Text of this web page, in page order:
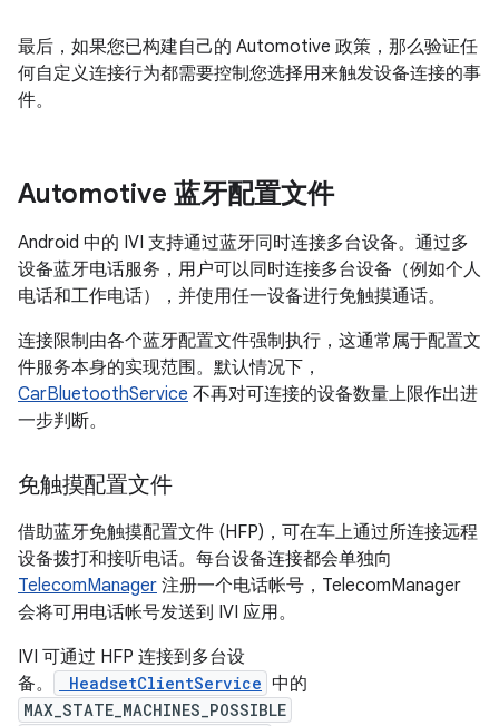
最后，如果您已构建自己的 Automotive 政策，那么验证任
何自定义连接行为都需要控制您选择用来触发设备连接的事
件。
Automotive 蓝牙配置文件
Android 中的 IVI 支持通过蓝牙同时连接多台设备。通过多
设备蓝牙电话服务，用户可以同时连接多台设备（例如个人
电话和工作电话），并使用任一设备进行免触摸通话。
连接限制由各个蓝牙配置文件强制执行，这通常属于配置文
件服务本身的实现范围。默认情况下，
CarBluetoothService 不再对可连接的设备数量上限作出进
一步判断。
免触摸配置文件
借助蓝牙免触摸配置文件 (HFP)，可在车上通过所连接远程
设备拨打和接听电话。每台设备连接都会单独向
TelecomManager 注册一个电话帐号，TelecomManager
会将可用电话帐号发送到 IVI 应用。
IVI 可通过 HFP 连接到多台设
备。
HeadsetClientService 中的
MAX_STATE_MACHINES_POSSIBLE